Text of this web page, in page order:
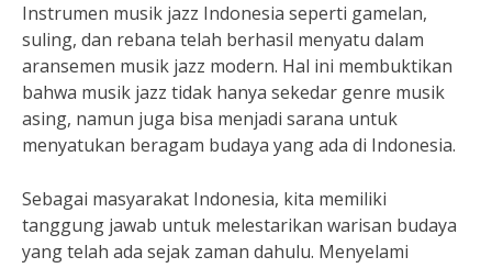
Instrumen musik jazz Indonesia seperti gamelan,
suling, dan rebana telah berhasil menyatu dalam
aransemen musik jazz modern. Hal ini membuktikan
bahwa musik jazz tidak hanya sekedar genre musik
asing, namun juga bisa menjadi sarana untuk
menyatukan beragam budaya yang ada di Indonesia.
Sebagai masyarakat Indonesia, kita memiliki
tanggung jawab untuk melestarikan warisan budaya
yang telah ada sejak zaman dahulu. Menyelami